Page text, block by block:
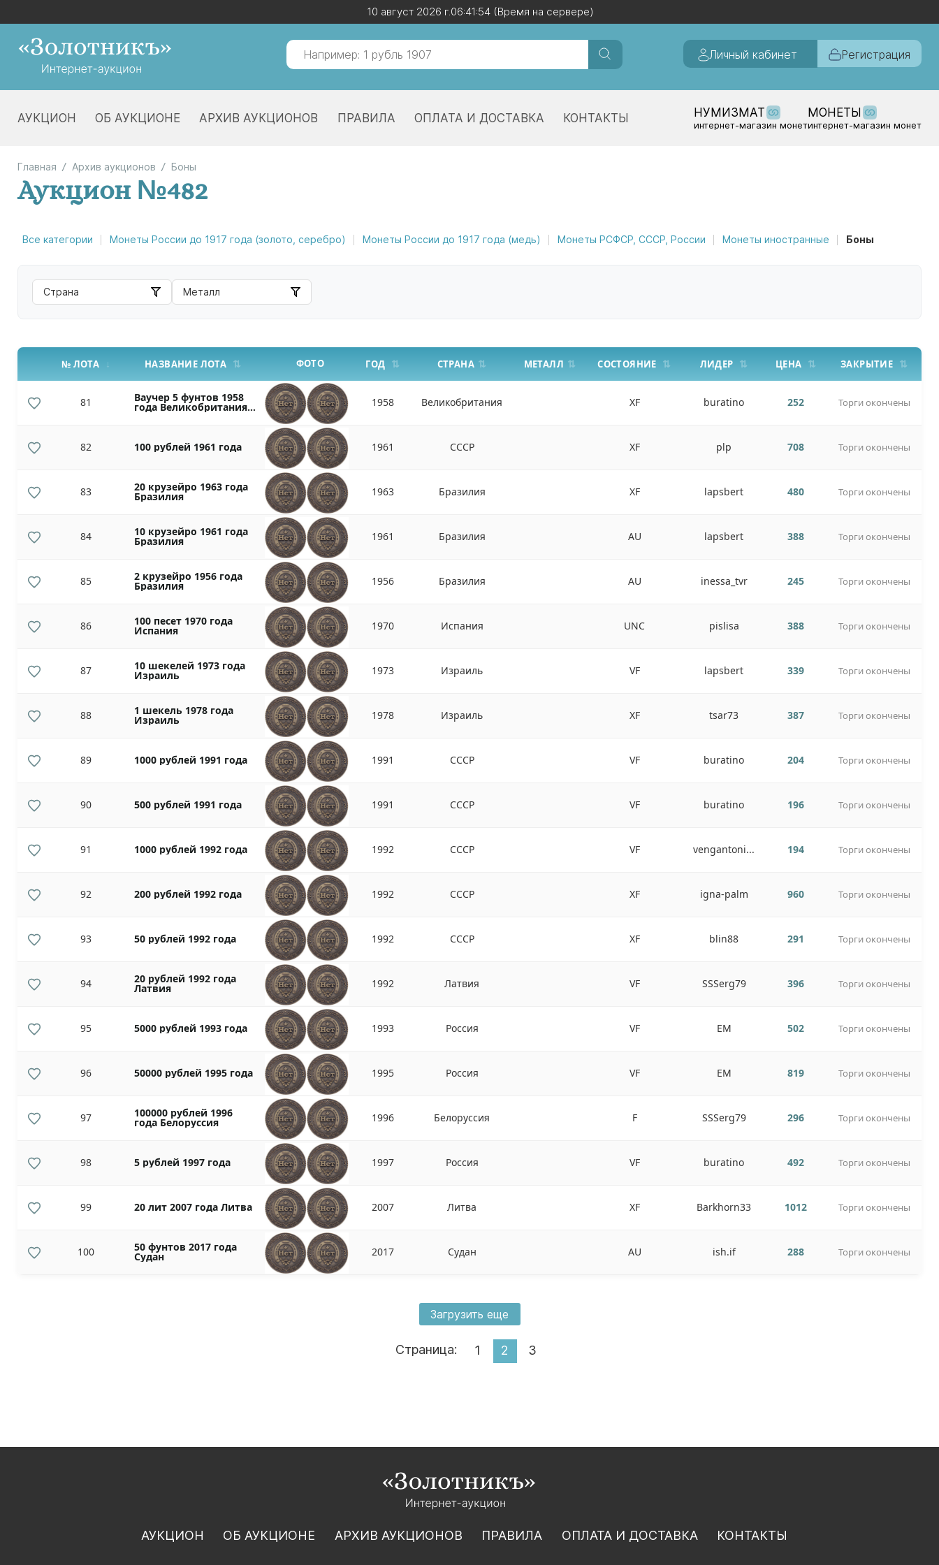
10 август 2026 г.06:41:54 (Время на сервере)
Личный кабинет Регистрация
АУКЦИОН ОБ АУКЦИОНЕ АРХИВ АУКЦИОНОВ ПРАВИЛА ОПЛАТА И ДОСТАВКА КОНТАКТЫ НУМИЗМАТ
интернет-магазин монет
МОНЕТЫ
интернет-магазин монет
10 август 2026 г.06:41:54 (Время на сервере)
Главная Архив аукционов Боны
Аукцион №482
Все категории Монеты России до 1917 года (золото, серебро) Монеты России до 1917 года (медь) Монеты РСФСР, СССР, России Монеты иностранные Боны
Страна Металл
№ ЛОТА НАЗВАНИЕ ЛОТА ФОТО ГОД СТРАНА МЕТАЛЛ СОСТОЯНИЕ ЛИДЕР ЦЕНА ЗАКРЫТИЕ
81 Ваучер 5 фунтов 1958
года Великобритания
(2-я серия)
1958 Великобритания XF buratino 252 Торги окончены
82 100 рублей 1961 года 1961 СССР XF plp 708 Торги окончены
83 20 крузейро 1963 года
Бразилия 1963 Бразилия XF lapsbert 480 Торги окончены
84 10 крузейро 1961 года
Бразилия 1961 Бразилия AU lapsbert 388 Торги окончены
85 2 крузейро 1956 года
Бразилия 1956 Бразилия AU inessa_tvr 245 Торги окончены
86 100 песет 1970 года
Испания 1970 Испания UNC pislisa 388 Торги окончены
87 10 шекелей 1973 года
Израиль 1973 Израиль VF lapsbert 339 Торги окончены
88 1 шекель 1978 года
Израиль 1978 Израиль XF tsar73 387 Торги окончены
89 1000 рублей 1991 года 1991 СССР VF buratino 204 Торги окончены
90 500 рублей 1991 года 1991 СССР VF buratino 196 Торги окончены
91 1000 рублей 1992 года 1992 СССР VF vengantoni... 194 Торги окончены
92 200 рублей 1992 года 1992 СССР XF igna-palm 960 Торги окончены
93 50 рублей 1992 года 1992 СССР XF blin88 291 Торги окончены
94 20 рублей 1992 года
Латвия 1992 Латвия VF SSSerg79 396 Торги окончены
95 5000 рублей 1993 года 1993 Россия VF EM 502 Торги окончены
96 50000 рублей 1995 года 1995 Россия VF EM 819 Торги окончены
97 100000 рублей 1996
года Белоруссия 1996 Белоруссия F SSSerg79 296 Торги окончены
98 5 рублей 1997 года 1997 Россия VF buratino 492 Торги окончены
99 20 лит 2007 года Литва 2007 Литва XF Barkhorn33 1012 Торги окончены
100 50 фунтов 2017 года
Судан 2017 Судан AU ish.if 288 Торги окончены
Загрузить еще
Страница: 1 2 3
АУКЦИОН ОБ АУКЦИОНЕ АРХИВ АУКЦИОНОВ ПРАВИЛА ОПЛАТА И ДОСТАВКА КОНТАКТЫ